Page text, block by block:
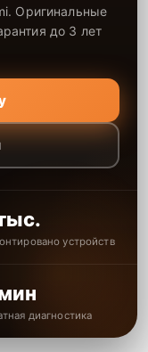
Оригинальные
до 3 лет
устройств
диагностика